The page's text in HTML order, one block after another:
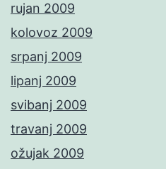
rujan 2009
kolovoz 2009
srpanj 2009
lipanj 2009
svibanj 2009
travanj 2009
ožujak 2009